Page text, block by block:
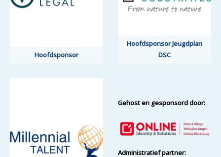
Hoofdsponsor
Hoofdsponsor Jeugdplan
DSC
Gehost en gesponsord door:
Administratief partner: